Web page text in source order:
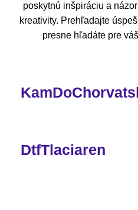
poskytnú inšpiráciu a
kreativity. Prehľadajte
presne hľadáte pre
DtfTlaciaren